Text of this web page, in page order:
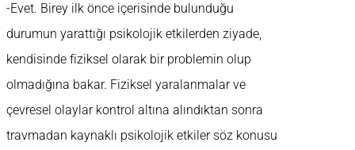
-Evet. Birey ilk önce içerisinde bulunduğu
durumun yarattığı psikolojik etkilerden ziyade,
kendisinde fiziksel olarak bir problemin olup
olmadığına bakar. Fiziksel yaralanmalar ve
çevresel olaylar kontrol altına alındıktan sonra
travmadan kaynaklı psikolojik etkiler söz konusu